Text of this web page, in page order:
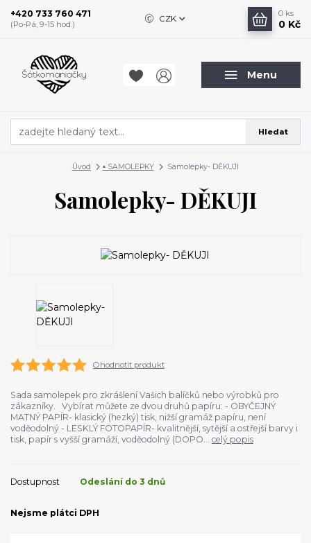
Menu
CZK
Hledat
+420 733 760 471
(Po-Pá, 9-15 hod.)
0 ks
0 Kč
Úvod ▪️ SAMOLEPKY Samolepky- DĚKUJI
Samolepky- DĚKUJI
Ohodnotit produkt
Sada samolepek pro zkrášlení Vašich balíčků nebo výrobků pro
zákazníky. Vybírat můžete ze dvou druhů papíru: - OBYČEJNÝ
MATNÝ PAPÍR- klasický (hezký) tisk, nižší gramáž papíru, není
voděodolný - LESKLÝ FOTOPAPÍR- kvalitnější, sytější a ostřejší barvy i
tisk, papír s vyšší gramáží, voděodolný (DOPO... celý popis
Dostupnost Odeslání do 3 dnů
Nejsme plátci DPH